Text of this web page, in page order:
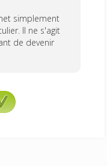
simplement
Il ne s'agit
de devenir